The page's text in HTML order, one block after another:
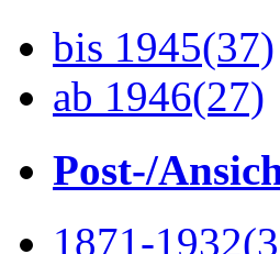
bis 1945(37)
ab 1946(27)
Post-/
1871-1932